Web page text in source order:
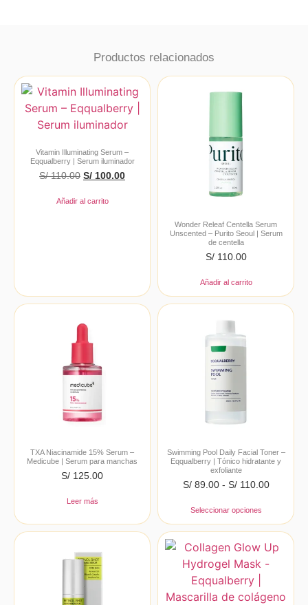
Productos relacionados
Vitamin Illuminating Serum –
Eqqualberry | Serum iluminador
S/110.00 S/ 100.00
Añadir al carrito
Wonder Releaf Centella Serum
Unscented – Purito Seoul | Serum
de centella
S/110.00
Añadir al carrito
TXA Niacinamide 15% Serum –
Medicube | Serum para manchas
S/ 125.00
Leer más
Swimming Pool Daily Facial Toner –
Eqqualberry | Tónico hidratante y
exfoliante
S/89.00 - S/110.00
Seleccionar opciones